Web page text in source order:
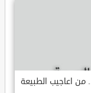
اعاجيب الطبيعة